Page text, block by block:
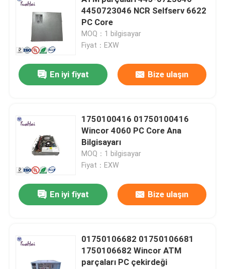
Ev
Hakkımızda
4450723046 NCR Selfserv 6622
PC Core
MOQ：1 bilgisayar
Fiyat：EXW
En iyi fiyat Bize ulaşın
1750100416 01750100416
Wincor 4060 PC Core Ana
Bilgisayarı
MOQ：1 bilgisayar
Fiyat：EXW
En iyi fiyat Bize ulaşın
01750106682 01750106681
1750106682 Wincor ATM
parçaları PC çekirdeği